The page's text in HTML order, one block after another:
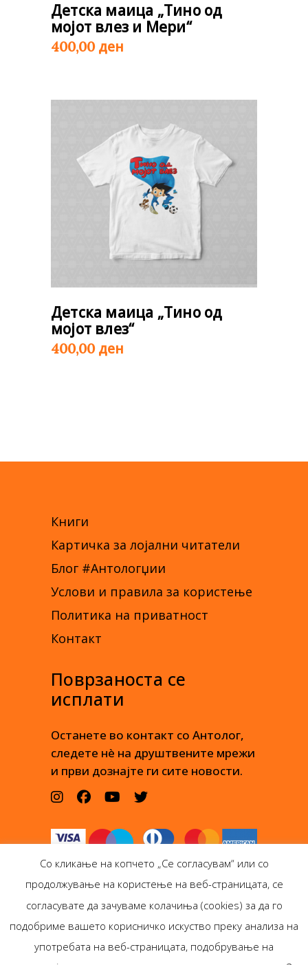
Детска маица „Тино од
мојот влез и Мери“
400,00 ден
Детска маица „Тино од
мојот влез“
400,00 ден
Книги
Картичка за лојални читатели
Блог #Антологџии
Услови и правила за користење
Политика на приватност
Контакт
Поврзаноста се
исплати
Останете во контакт со Антолог,
следете нè на друштвените мрежи
и први дознајте ги сите новости.
Антолог Боокс дооел
Со кликање на копчето „Се согласувам“ или со
продолжување на користење на веб-страницата, се
согласувате да зачуваме колачиња (cookies) за да го
подобриме вашето корисничко искуство преку анализа на
употребата на веб-страницата, подобрување на